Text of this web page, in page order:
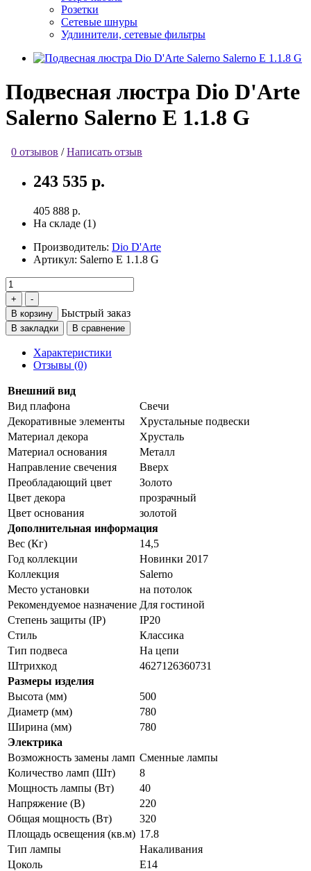
Розетки
Сетевые шнуры
Удлинители, сетевые фильтры
Подвесная люстра Dio D'Arte
Salerno Salerno E 1.1.8 G
0 отзывов /Написать отзыв
243 535 р.
405 888 р.
На складе (1)
Производитель: Dio D'Arte
Артикул: Salerno E 1.1.8 G
В корзину Быстрый заказ
В закладки В сравнение
Характеристики
Отзывы (0)
Внешний вид
Вид плафона
Свечи
Декоративные элементы
Хрустальные подвески
Материал декора
Хрусталь
Материал основания
Металл
Направление свечения
Вверх
Преобладающий цвет
Золото
Цвет декора
прозрачный
Цвет основания
золотой
Дополнительная информация
Вес (Кг)
14,5
Год коллекции
Новинки 2017
Коллекция
Salerno
Место установки
на потолок
Рекомендуемое назначение Для гостиной
Степень защиты (IP)
IP20
Стиль
Классика
Тип подвеса
На цепи
Штрихкод
4627126360731
Размеры изделия
Высота (мм)
500
Диаметр (мм)
780
Ширина (мм)
780
Электрика
Возможность замены ламп Сменные лампы
Количество ламп (Шт)
8
Мощность лампы (Вт)
40
Напряжение (В)
220
Общая мощность (Вт)
320
Площадь освещения (кв.м) 17.8
Тип лампы
Накаливания
Цоколь
E14